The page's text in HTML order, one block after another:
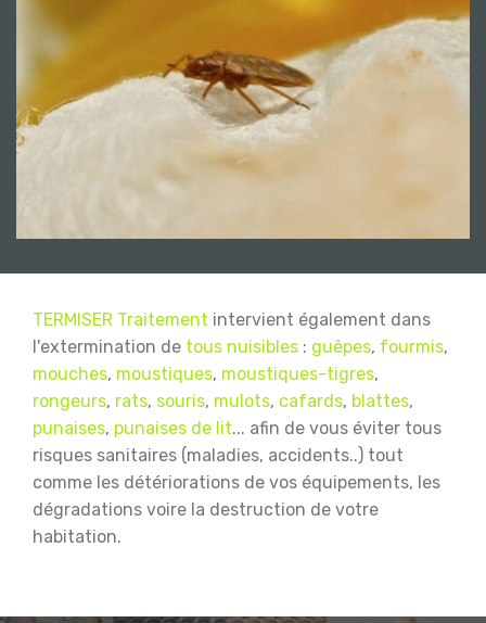
TERMISER Traitement intervient également dans
l'extermination de tous nuisibles : guêpes, fourmis,
mouches, moustiques, moustiques-tigres,
rongeurs, rats, souris, mulots, cafards, blattes,
punaises, punaises de lit... afin de vous éviter tous
risques sanitaires (maladies, accidents..) tout
comme les détériorations de vos équipements, les
dégradations voire la destruction de votre
habitation.